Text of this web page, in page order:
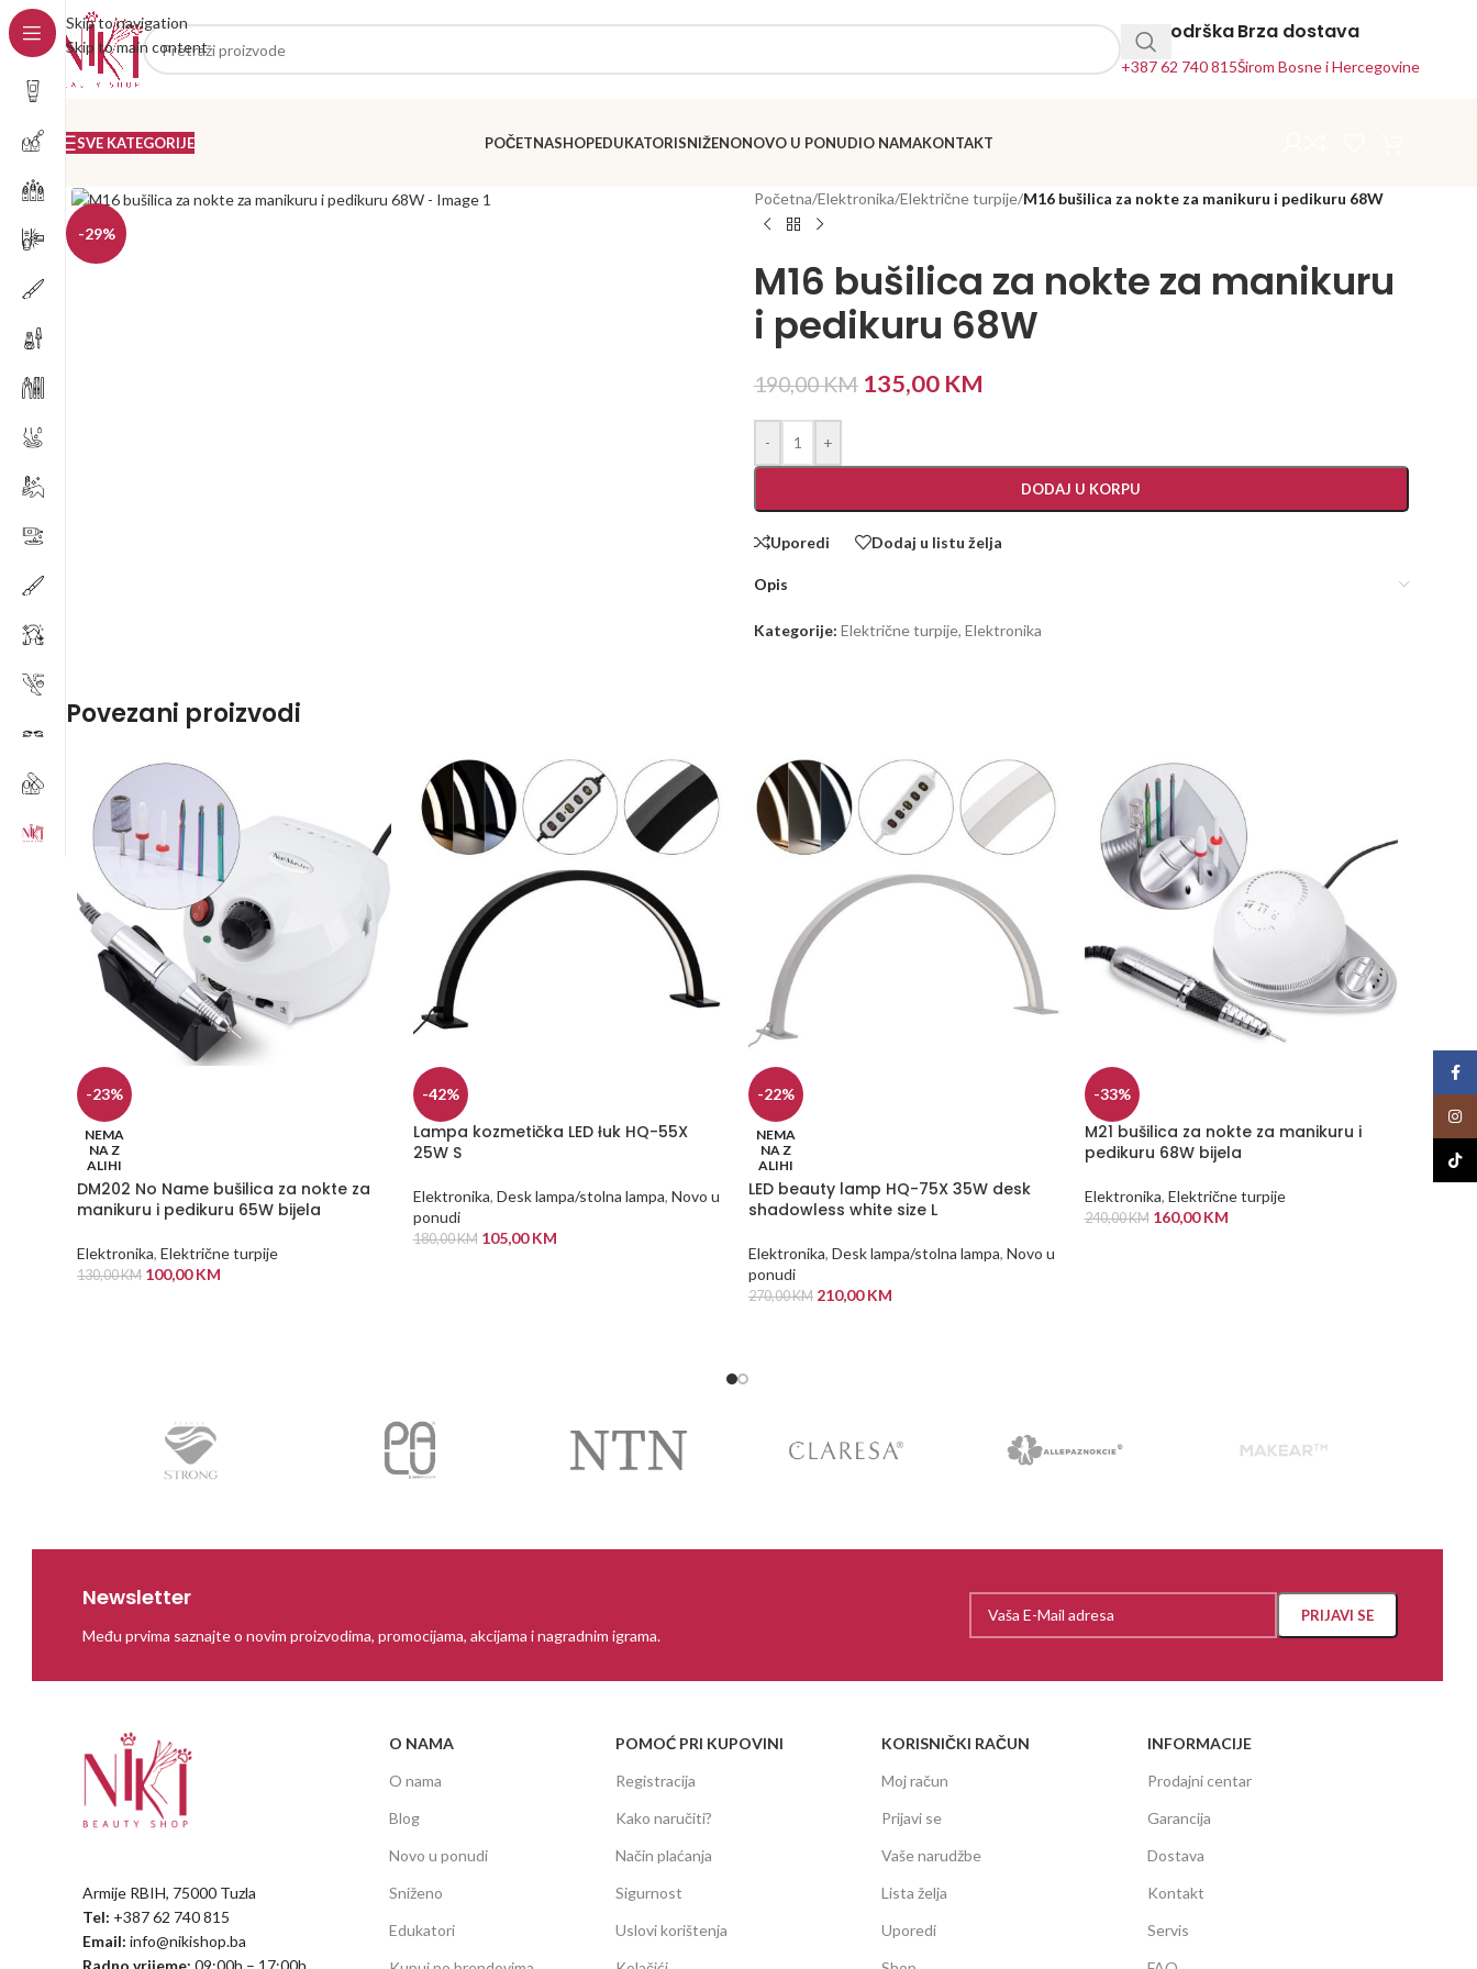
Skip to navigation
Skip to main content
24h Podrška
+387 62 740 815
Brza dostava
Širom Bosne i Hercegovine
SVE KATEGORIJE POČETNASHOPEDUKATORISNIŽENONOVO U PONUDIO NAMAKONTAKT
-29%
Početna/Elektronika/Električne turpije/M16 bušilica za nokte za manikuru i pedikuru 68W
M16 bušilica za nokte za manikuru
i pedikuru 68W
190,00KM 135,00 KM
- +
DODAJ U KORPU
Uporedi Dodaj u listu želja
Opis
Kategorije: Električne turpije, Elektronika
Povezani proizvodi
-23%
NEMA
NA Z
ALIHI
DM202 No Name bušilica za nokte za
manikuru i pedikuru 65W bijela
Elektronika, Električne turpije
130,00KM 100,00KM
-42%
Lampa kozmetička LED łuk HQ-55X
25W S
Elektronika, Desk lampa/stolna lampa, Novo u
ponudi
180,00KM 105,00KM
-22%
NEMA
NA Z
ALIHI
LED beauty lamp HQ-75X 35W desk
shadowless white size L
Elektronika, Desk lampa/stolna lampa, Novo u
ponudi
270,00KM 210,00KM
-33%
M21 bušilica za nokte za manikuru i
pedikuru 68W bijela
Elektronika, Električne turpije
240,00KM 160,00KM
NEMA
NA Z
ALIHI
Newsletter
Među prvima saznajte o novim proizvodima, promocijama, akcijama i nagradnim igrama.
Armije RBIH, 75000 Tuzla
Tel: +387 62 740 815
Email: info@nikishop.ba
Radno vrijeme: 09:00h – 17:00h
O NAMA
O nama
Blog
Novo u ponudi
Sniženo
Edukatori
POMOĆ PRI KUPOVINI
Registracija
Kako naručiti?
Način plaćanja
Sigurnost
Uslovi korištenja
KORISNIČKI RAČUN
Moj račun
Prijavi se
Vaše narudžbe
Lista želja
Uporedi
INFORMACIJE
Prodajni centar
Garancija
Dostava
Kontakt
Servis